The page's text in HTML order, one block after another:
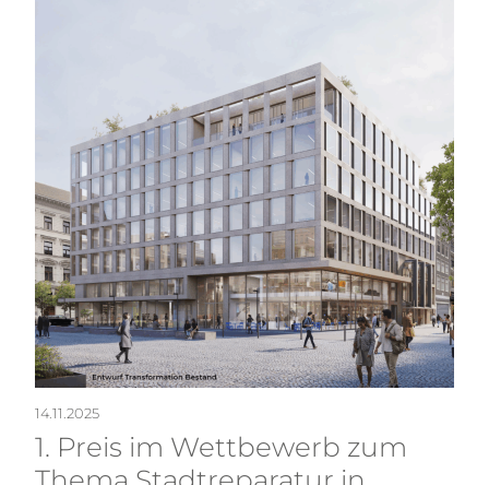
14.11.2025
1. Preis im Wettbewerb zum